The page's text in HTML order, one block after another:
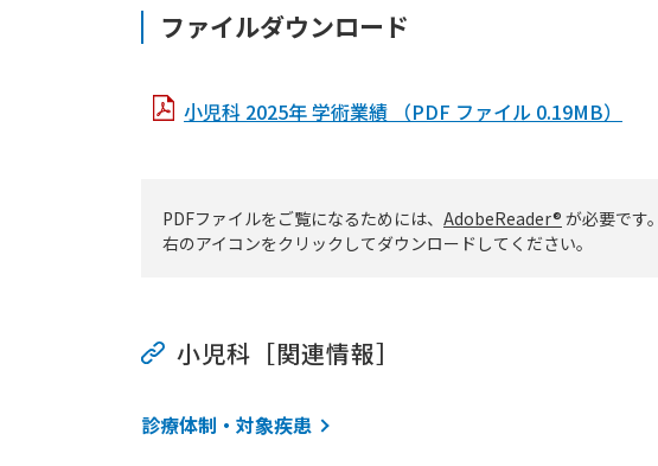
ファイルダウンロード
小児科 2025年 学術業績 （PDF ファイル 0.19MB）
PDFファイルをご覧になるためには、 AdobeReader® が必要です
右のアイコンをクリックしてダウンロードしてください。
小児科［関連情報］
診療体制・対象疾患